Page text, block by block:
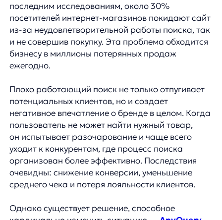
Плохо работающий поиск не только отпугивает
потенциальных клиентов, но и создает
негативное впечатление о бренде в целом. Когда
пользователь не может найти нужный товар,
он испытывает разочарование и чаще всего
уходит к конкурентам, где процесс поиска
организован более эффективно. Последствия
среднего чека и потеря лояльности клиентов.
Однако существует решение, способное
кардинально изменить ситуацию — AnyQuery.
Эта передовая система поиска использует
искусственный интеллект для создания
интуитивного и эффективного поискового опыта,
который не только удерживает клиентов
на сайте, но и значительно повышает
вероятность совершения покупки.
Почему же?